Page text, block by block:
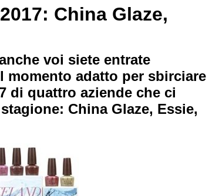
China Glaze,
voi siete entrate
momento adatto per sbirciare
di quattro aziende che ci
China Glaze, Essie,